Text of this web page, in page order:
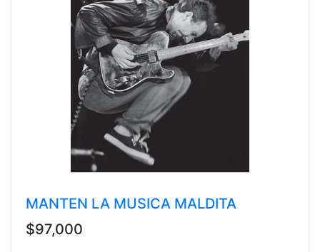
MANTEN LA MUSICA MALDITA
$97,000